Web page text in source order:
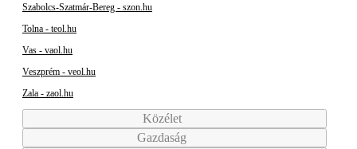
Szabolcs-Szatmár-Bereg - szon.hu
Tolna - teol.hu
Vas - vaol.hu
Veszprém - veol.hu
Zala - zaol.hu
Közélet
Gazdaság